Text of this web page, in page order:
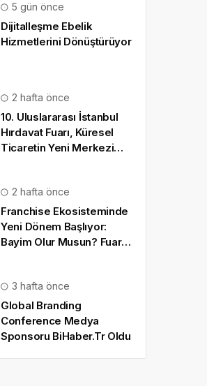
5 gün önce
Dijitalleşme Ebelik
Hizmetlerini Dönüştürüyor
2 hafta önce
10. Uluslararası İstanbul
Hırdavat Fuarı, Küresel
Ticaretin Yeni Merkezi
2 hafta önce
Franchise Ekosisteminde
Yeni Dönem Başlıyor:
Bayim Olur Musun? Fuarı
3 hafta önce
Global Branding
Conference Medya
Sponsoru BiHaber.Tr Oldu